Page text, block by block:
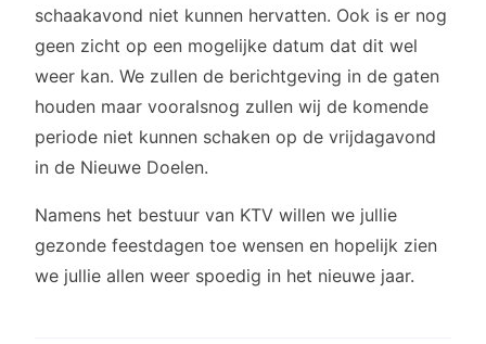
schaakavond niet kunnen hervatten. Ook is er nog
geen zicht op een mogelijke datum dat dit wel
weer kan. We zullen de berichtgeving in de gaten
houden maar vooralsnog zullen wij de komende
periode niet kunnen schaken op de vrijdagavond
in de Nieuwe Doelen.
Namens het bestuur van KTV willen we jullie
gezonde feestdagen toe wensen en hopelijk zien
we jullie allen weer spoedig in het nieuwe jaar.